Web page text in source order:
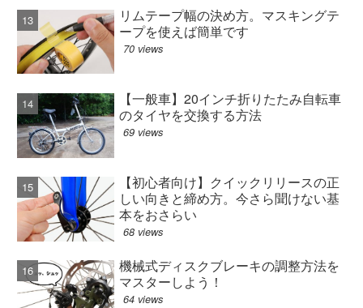
リムテープ幅の決め方。マスキングテ
ープを使えば簡単です
70 views
【一般車】20インチ折りたたみ自転車
のタイヤを交換する方法
69 views
【初心者向け】クイックリリースの正
しい向きと締め方。今さら聞けない基
本をおさらい
68 views
機械式ディスクブレーキの調整方法を
マスターしよう！
64 views